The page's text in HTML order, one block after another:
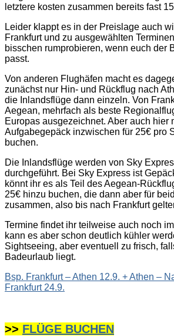
letztere kosten zusammen bereits fast
Leider klappt es in der Preislage auch
Frankfurt und zu ausgewählten
bisschen rumprobieren, wenn euch der
passt.
Von anderen Flughäfen macht es
zunächst nur Hin- und Rückflug nach
die Inlandsflüge dann einzeln. Von
Aegean, mehrfach als beste
Europas ausgezeichnet. Aber auch hier
Aufgabegepäck inzwischen für 25€ pro
buchen.
Die Inlandsflüge werden von Sky
durchgeführt. Bei Sky Express ist
könnt ihr es als Teil des Aegean-
25€ hinzu buchen, die dann aber für
zusammen, also bis nach Frankfurt
Termine findet ihr teilweise auch noch
kann es aber schon deutlich kühler
Sightseeing, aber eventuell zu frisch,
Badeurlaub liegt.
Bsp. Frankfurt – Athen 12.9. + Athen –
Frankfurt 24.9.
>> FLÜGE BUCHEN